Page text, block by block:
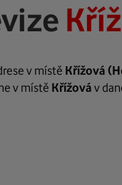
v místě Křížová
v místě Křížová v